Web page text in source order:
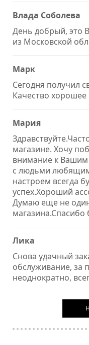
Влада Соболева
День добрый, это
из Московской
Марк
Сегодня получил
Качество
Мария
магазине. Хочу
внимание к
с людьми
настроем всегда
успех.Хороший
Думаю еще не
Лика
Снова удачный
обслуживание, за
неоднократно,